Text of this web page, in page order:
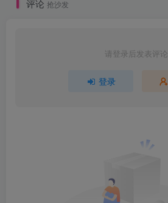
评论 抢沙发
请登录后发表评论
登录